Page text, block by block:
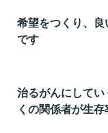
希望をつくり、
です
治るがんにして
くの関係者が生